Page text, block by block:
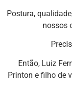
Postura,
nossos
Então, Luiz
Printon e filho de